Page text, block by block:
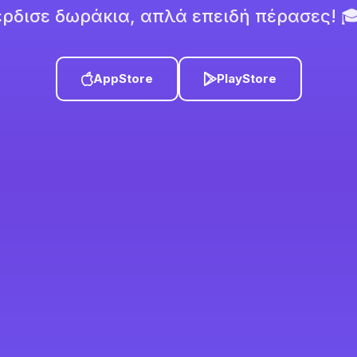
δωράκια, απλά επειδή πέρασες!
AppStore PlayStore